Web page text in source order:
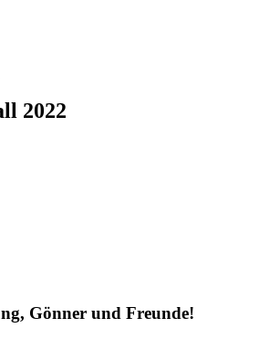
2022
Gönner und Freunde!